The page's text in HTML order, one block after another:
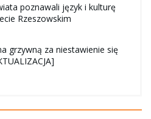
poznawali język i kulturę
Rzeszowskim
grzywną za niestawienie się